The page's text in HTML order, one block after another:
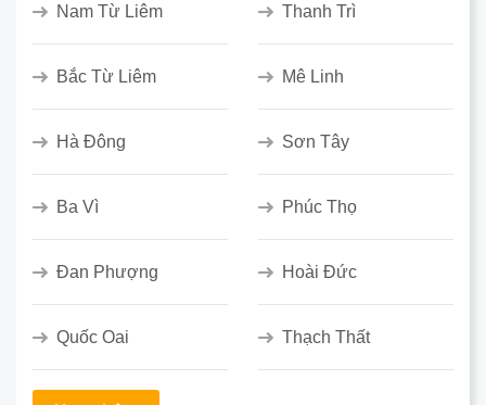
Nam Từ Liêm Thanh Trì
Bắc Từ Liêm Mê Linh
Hà Đông Sơn Tây
Ba Vì Phúc Thọ
Đan Phượng Hoài Đức
Quốc Oai Thạch Thất